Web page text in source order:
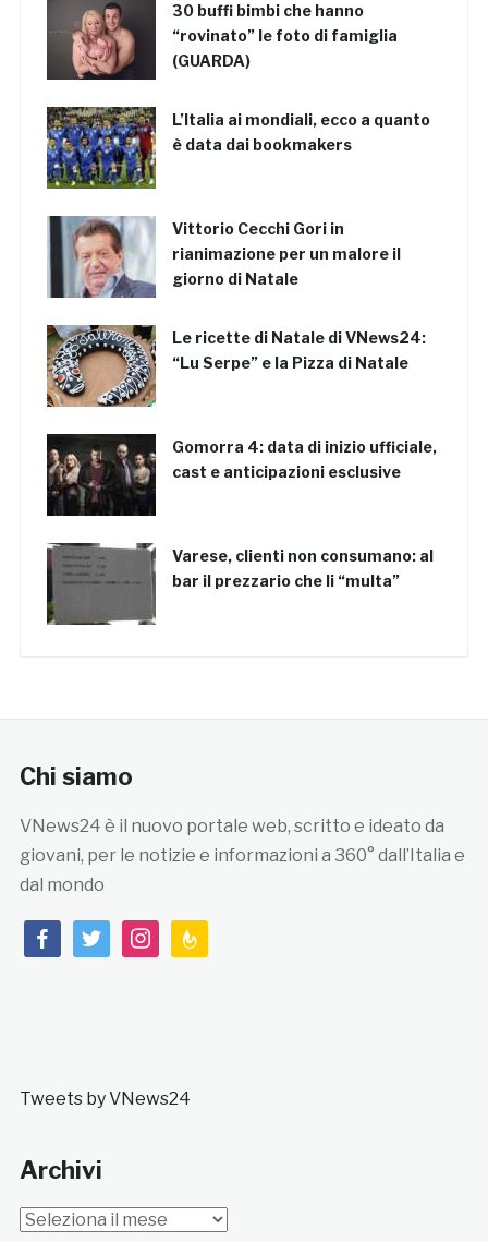
30 buffi bimbi che hanno
“rovinato” le foto di famiglia
(GUARDA)
L’Italia ai mondiali, ecco a quanto
è data dai bookmakers
Vittorio Cecchi Gori in
rianimazione per un malore il
giorno di Natale
Le ricette di Natale di VNews24:
“Lu Serpe” e la Pizza di Natale
Gomorra 4: data di inizio ufficiale,
cast e anticipazioni esclusive
Varese, clienti non consumano: al
bar il prezzario che li “multa”
Chi siamo
VNews24 è il nuovo portale web, scritto e ideato da
giovani, per le notizie e informazioni a 360° dall’Italia e
dal mondo
facebooktwitterinstagramfeedburner
Tweets by VNews24
Archivi
Archivi